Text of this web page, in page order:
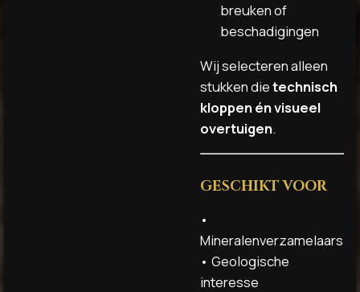
breuken of
beschadigingen
Wij selecteren alleen
stukken dietechnisch
kloppen én visueel
overtuigen.
GESCHIKT VOOR
•
Mineralenverzamelaars
• Geologische
interesse